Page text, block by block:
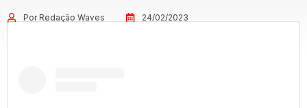
Por Redação Waves 24/02/2023